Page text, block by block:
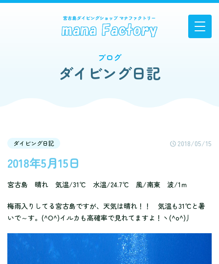
ブログ
ダイビング日記
ダイビング日記 2018/05/15
2018年5月15日
宮古島 晴れ 気温/31℃ 水温/24.7℃ 風/南東 波/1ｍ
梅雨入りしてる宮古島ですが、天気は晴れ！！ 気温も31℃と暑
いで～す。(^O^)イルカも高確率で見れてますよ！ヽ(^o^)丿